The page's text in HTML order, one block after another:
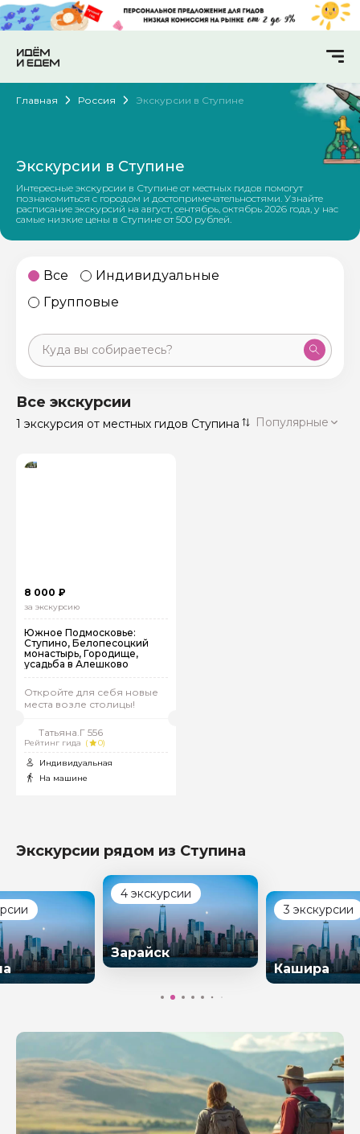
Главная Россия Экскурсии в Ступине
Экскурсии в Ступине
Интересные экскурсии в Ступине от местных гидов помогут
познакомиться с городом и достопримечательностями. Узнайте
расписание экскурсий на август, сентябрь, октябрь 2026 года, у нас
самые низкие цены в Ступине от 500 рублей.
Все
Индивидуальные
Групповые
Санкт-Петербург 50 экскурсий
Россия
Все экскурсии
1 экскурсия от местных гидов Ступина Популярные
8 000 ₽
за экскурсию
Южное Подмосковье:
Ступино, Белопесоцкий
монастырь, Городище,
усадьба в Алешково
Откройте для себя новые
места возле столицы!
Татьяна.Г 556
Рейтинг гида (
0)
Индивидуальная
На машине
Экскурсии рядом из Ступина
4 экскурсии
Зарайск
3 экскурсии
Кашира